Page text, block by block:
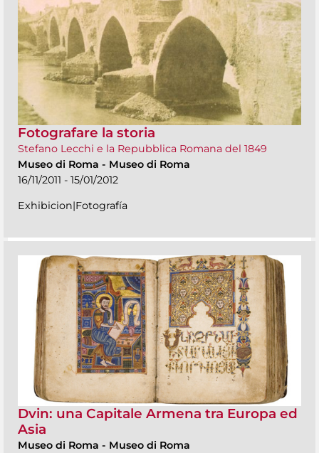
Fotografare la storia
Stefano Lecchi e la Repubblica Romana del 1849
Museo di Roma - Museo di Roma
16/11/2011 - 15/01/2012
Exhibicion|Fotografía
Dvin: una Capitale Armena tra Europa ed
Asia
Museo di Roma - Museo di Roma